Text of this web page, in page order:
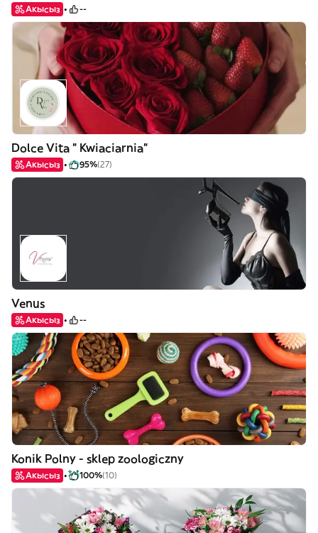
Акысыз --
Dolce Vita " Kwiaciarnia"
Акысыз 95%(27)
Venus
Акысыз --
Konik Polny - sklep zoologiczny
Акысыз 100%(10)